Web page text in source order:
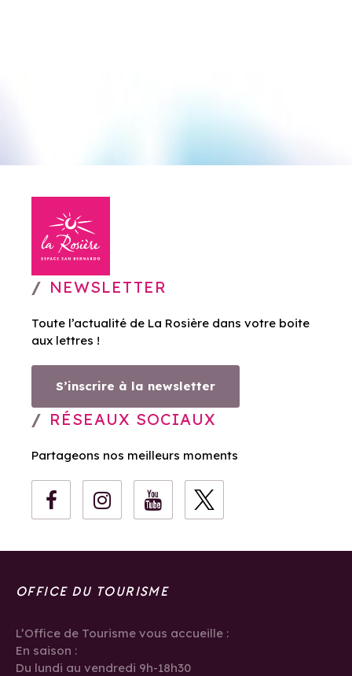
NEWSLETTER
Toute l’actualité de La Rosière dans votre boite
aux lettres !
S’inscrire à la newsletter
RÉSEAUX SOCIAUX
Partageons nos meilleurs moments
OFFICE DU TOURISME
L’Office de Tourisme vous accueille :
En saison :
Du lundi au vendredi 9h-18h30